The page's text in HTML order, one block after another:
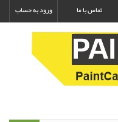
ورود به حساب تماس با ما